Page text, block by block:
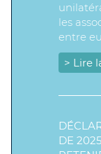
les
entre
> Lire
DE